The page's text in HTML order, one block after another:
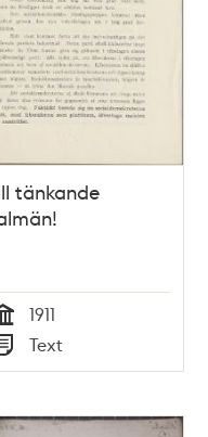
tänkande
1911
Text